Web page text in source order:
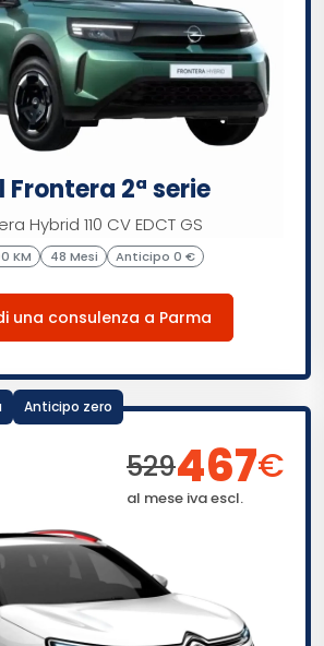
Frontera 2ª serie
Hybrid 110 CV EDCT GS
KM 48 Mesi Anticipo 0 €
una consulenza a Parma
529467€
al mese iva escl.
Anticipo zero